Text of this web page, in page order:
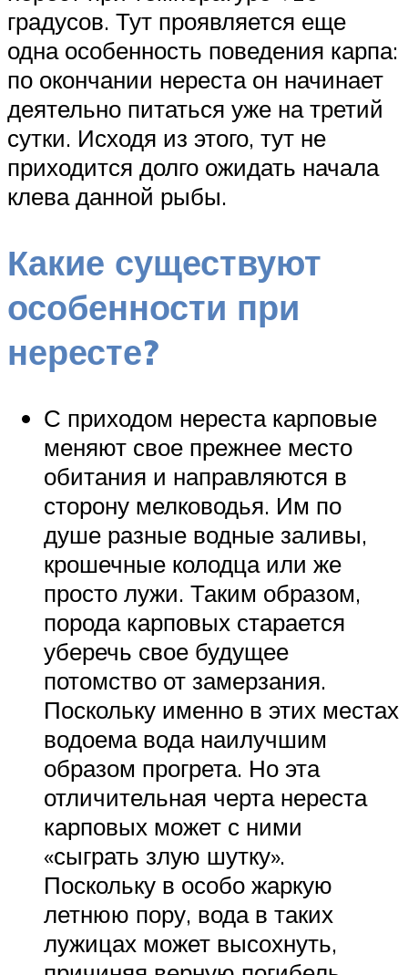
градусов. Тут проявляется еще
одна особенность поведения карпа:
по окончании нереста он начинает
деятельно питаться уже на третий
сутки. Исходя из этого, тут не
приходится долго ожидать начала
клева данной рыбы.
Какие существуют
особенности при
нересте?
С приходом нереста карповые
меняют свое прежнее место
обитания и направляются в
сторону мелководья. Им по
душе разные водные заливы,
крошечные колодца или же
просто лужи. Таким образом,
порода карповых старается
уберечь свое будущее
потомство от замерзания.
Поскольку именно в этих местах
водоема вода наилучшим
образом прогрета. Но эта
отличительная черта нереста
карповых может с ними
«сыграть злую шутку».
Поскольку в особо жаркую
летнюю пору, вода в таких
лужицах может высохнуть,